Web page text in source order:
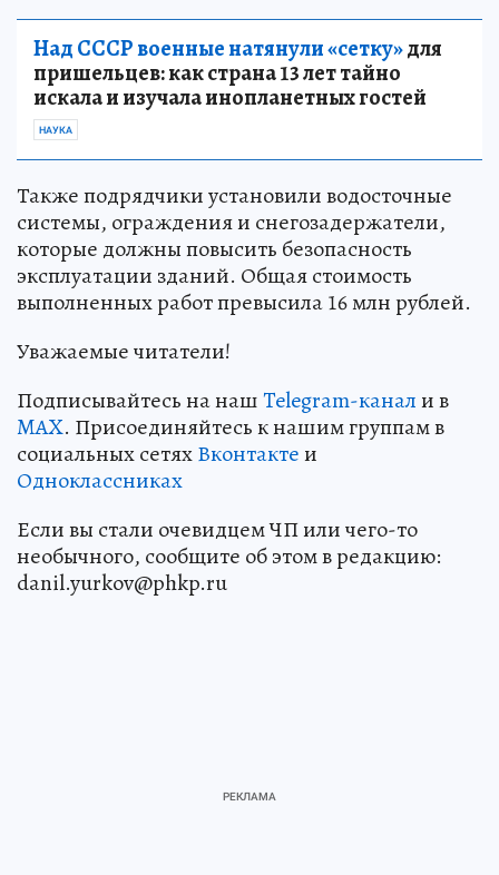
Над СССР военные натянули «сетку»для
пришельцев: как страна 13 лет тайно
искала и изучала инопланетных гостей
НАУКА
Также подрядчики установили водосточные
системы, ограждения и снегозадержатели,
которые должны повысить безопасность
эксплуатации зданий. Общая стоимость
выполненных работ превысила 16 млн рублей.
Уважаемые читатели!
Подписывайтесь на нашTelegram-канали в
MAX. Присоединяйтесь к нашим группам в
социальных сетяхВконтактеи
Одноклассниках
Если вы стали очевидцем ЧП или чего-то
необычного, сообщите об этом в редакцию:
danil.yurkov@phkp.ru